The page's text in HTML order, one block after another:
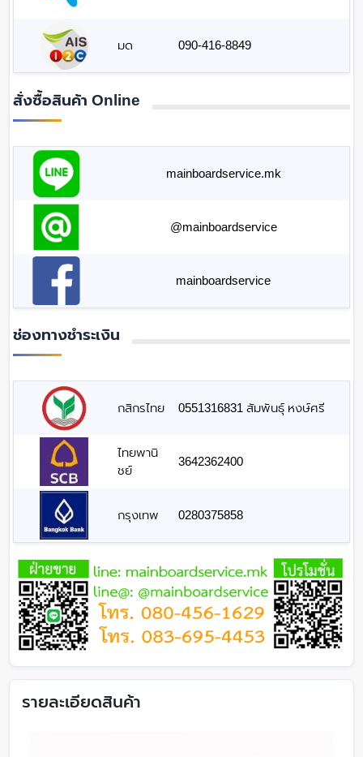
มด 090-416-8849
สั่งซื้อสินค้า Online
mainboardservice.mk
@mainboardservice
mainboardservice
ช่องทางชำระเงิน
กสิกรไทย 0551316831 สัมพันธุ์ หงษ์ศรี
ไทยพานิ
ชย์
3642362400
กรุงเทพ 0280375858
รายละเอียดสินค้า